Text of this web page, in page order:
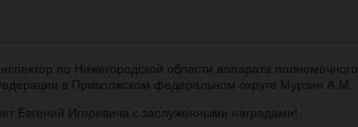
по Нижегородской области аппарата полномочного
в Приволжском федеральном округе Мурзин А.М.
Евгений Игоревича с заслуженными наградами!